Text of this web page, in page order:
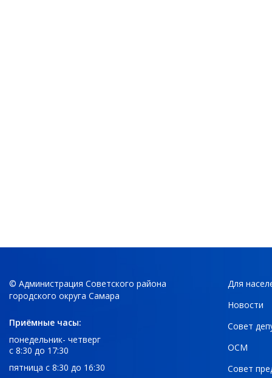
© Администрация Советского района
городского округа Самара
Приёмные часы:
понедельник- четверг
с 8:30 до 17:30
пятница с 8:30 до 16:30
Для
Новости
Совет
ОСМ
Совет